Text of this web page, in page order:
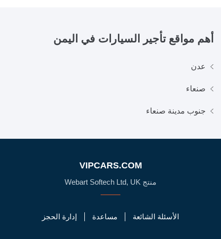
أهم مواقع تأجير السيارات في اليمن
عدن
صنعاء
جنوب مدينة صنعاء
VIPCARS.COM
منتج Webart Softech Ltd, UK
الأسئلة الشائعة مساعدة إدارة الحجز